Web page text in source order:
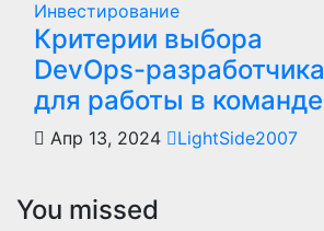
Инвестирование
Критерии выбора
DevOps-разработчика
для работы в команде
Апр 13, 2024 LightSide2007
You missed